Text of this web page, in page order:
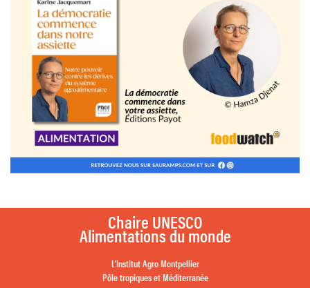
Chaire UNESCO
Alimentations du monde
L’Institut Agro Montpellier
Pôle tropiques et Méditerranée